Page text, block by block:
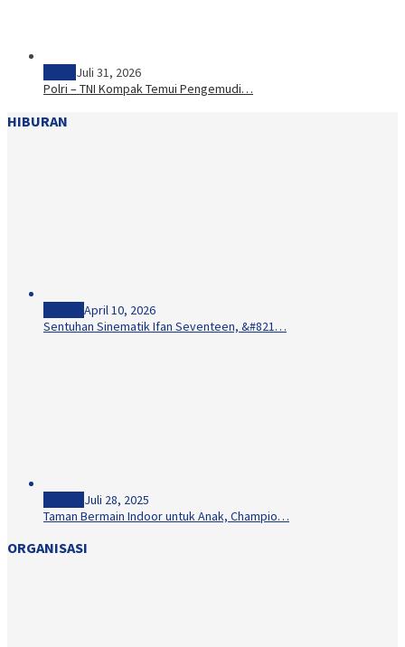
Juli 31, 2026
Polri – TNI Kompak Temui Pengemudi…
HIBURAN
April 10, 2026
Sentuhan Sinematik Ifan Seventeen, &#821…
Juli 28, 2025
Taman Bermain Indoor untuk Anak, Champio…
ORGANISASI